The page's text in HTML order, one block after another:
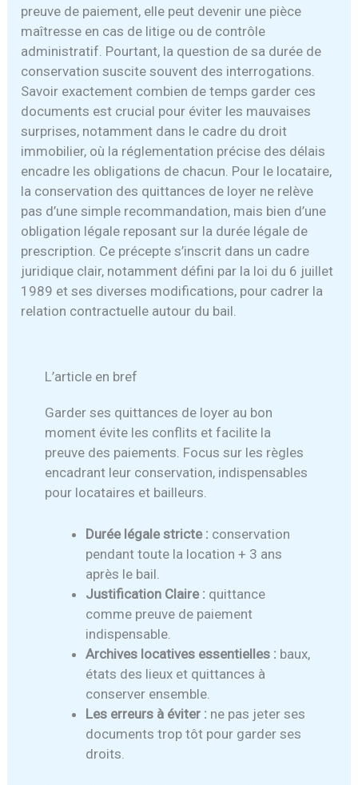
preuve de paiement, elle peut devenir une pièce
maîtresse en cas de litige ou de contrôle
administratif. Pourtant, la question de sa durée de
conservation suscite souvent des interrogations.
Savoir exactement combien de temps garder ces
documents est crucial pour éviter les mauvaises
surprises, notamment dans le cadre du droit
immobilier, où la réglementation précise des délais
encadre les obligations de chacun. Pour le locataire,
la conservation des quittances de loyer ne relève
pas d’une simple recommandation, mais bien d’une
obligation légale reposant sur la durée légale de
prescription. Ce précepte s’inscrit dans un cadre
juridique clair, notamment défini par la loi du 6 juillet
1989 et ses diverses modifications, pour cadrer la
relation contractuelle autour du bail.
L’article en bref
Garder ses quittances de loyer au bon
moment évite les conflits et facilite la
preuve des paiements. Focus sur les règles
encadrant leur conservation, indispensables
pour locataires et bailleurs.
Durée légale stricte : conservation
pendant toute la location + 3 ans
après le bail.
Justification Claire : quittance
comme preuve de paiement
indispensable.
Archives locatives essentielles : baux,
états des lieux et quittances à
conserver ensemble.
Les erreurs à éviter : ne pas jeter ses
documents trop tôt pour garder ses
droits.